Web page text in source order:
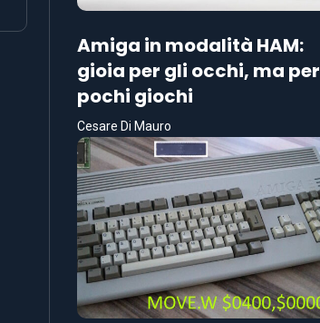
Amiga in modalità HAM:
gioia per gli occhi, ma per
pochi giochi
Cesare Di Mauro